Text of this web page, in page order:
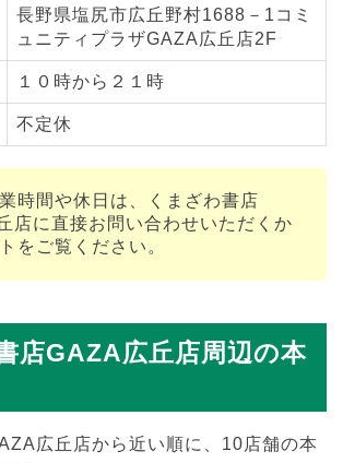
長野県塩尻市広丘野村1688－1コミ
ュニティプラザGAZA広丘店2F
１０時から２１時
不定休
時間や休日は、くまざわ書店
店に直接お問い合わせいただくか
をご覧ください。
店GAZA広丘店周辺の本
広丘店から近い順に、10店舗の本